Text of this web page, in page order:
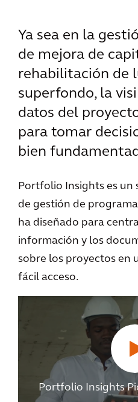
Ya sea en la
de mejora de
rehabilitación de
superfondo, la
datos del
para tomar
bien
Portfolio Insights es un
de gestión de
ha diseñado para
información y los
sobre los proyectos en
fácil acceso.
Portfolio Insights